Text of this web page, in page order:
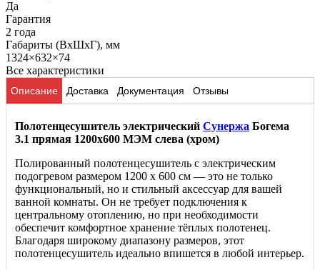
Да
Гарантия
2 года
Габариты (ВхШхГ), мм
1324×632×74
Все характеристики
Описание Доставка Документация Отзывы
Полотенцесушитель электрический Сунержа Богема
3.1 прямая 1200x600 МЭМ слева (хром)
Полированный полотенцесушитель с электрическим
подогревом размером 1200 x 600 см — это не только
функциональный, но и стильный аксессуар для вашей
ванной комнаты. Он не требует подключения к
центральному отоплению, но при необходимости
обеспечит комфортное хранение тёплых полотенец.
Благодаря широкому диапазону размеров, этот
полотенцесушитель идеально впишется в любой интерьер.